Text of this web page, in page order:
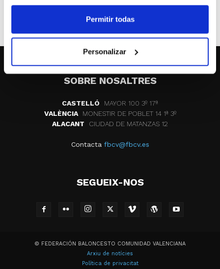
Permitir todas
Personalizar
SOBRE NOSALTRES
CASTELLÓ
MAYOR 100 3º 17ª
VALÈNCIA
MONESTIR DE POBLET 14 1ª 3º
ALACANT
CIUDAD DE MATANZAS 12
Contacta fbcv@fbcv.es
SEGUEIX-NOS
© FEDERACIÓN BALONCESTO COMUNIDAD VALENCIANA
Arxiu de notícies
Política de privacitat